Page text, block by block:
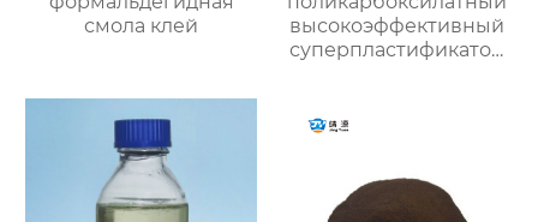
смола клей
высокоэффективный
суперпластификатор